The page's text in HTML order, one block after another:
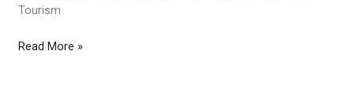
Tourism
Read More »